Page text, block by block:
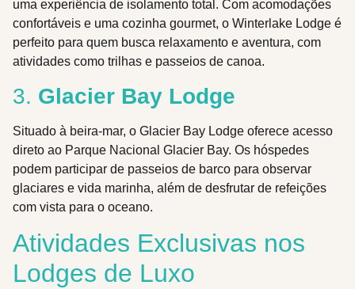
uma experiência de isolamento total. Com acomodações
confortáveis e uma cozinha gourmet, o Winterlake Lodge é
perfeito para quem busca relaxamento e aventura, com
atividades como trilhas e passeios de canoa.
3. Glacier Bay Lodge
Situado à beira-mar, o Glacier Bay Lodge oferece acesso
direto ao Parque Nacional Glacier Bay. Os hóspedes
podem participar de passeios de barco para observar
glaciares e vida marinha, além de desfrutar de refeições
com vista para o oceano.
Atividades Exclusivas nos
Lodges de Luxo